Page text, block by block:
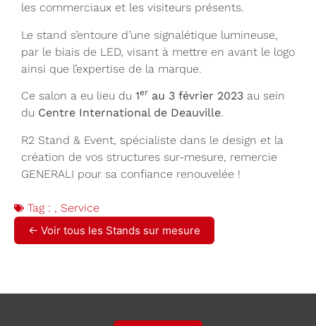
les commerciaux et les visiteurs présents.
Le stand s’entoure d’une signalétique lumineuse,
par le biais de LED, visant à mettre en avant le logo
ainsi que l’expertise de la marque.
Ce salon a eu lieu du 1er au 3 février 2023 au sein
du Centre International de Deauville.
R2 Stand & Event, spécialiste dans le design et la
création de vos structures sur-mesure, remercie
GENERALI pour sa confiance renouvelée !
Tag : , Service
← Voir tous les Stands sur mesure